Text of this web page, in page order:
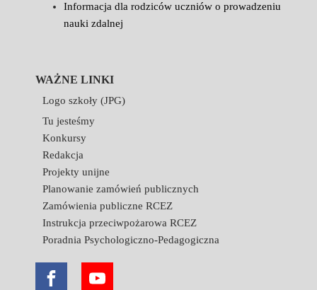
Informacja dla rodziców uczniów o prowadzeniu
nauki zdalnej
WAŻNE LINKI
Logo szkoły (JPG)
Tu jesteśmy
Konkursy
Redakcja
Projekty unijne
Planowanie zamówień publicznych
Zamówienia publiczne RCEZ
Instrukcja przeciwpożarowa RCEZ
Poradnia Psychologiczno-Pedagogiczna